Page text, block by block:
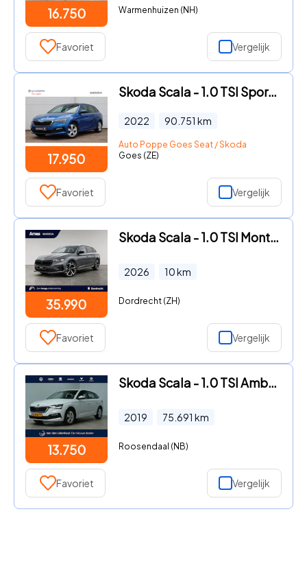
16.750 Warmenhuizen (NH)
Favoriet Vergelijk
17.950
Skoda Scala - 1.0 TSI Sport Business
2022 90.751 km
Auto Poppe Goes Seat / Skoda
Goes (ZE)
Favoriet Vergelijk
35.990
Skoda Scala - 1.0 TSI Monte Carlo | Panoramadak | Stoelverwarming | Achter
2026 10km
Dordrecht (ZH)
Favoriet Vergelijk
13.750
Skoda Scala - 1.0 TSI Ambition | Trekhaak | Full-LED | Android/Carplay 54
2019 75.691 km
Roosendaal (NB)
Favoriet Vergelijk